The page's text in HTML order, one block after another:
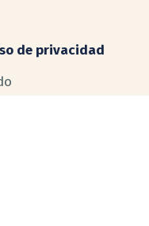
de privacidad